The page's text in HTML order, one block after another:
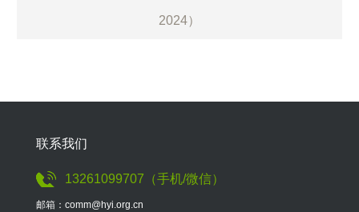
2024）
联系我们
13261099707（手机/微信）
邮箱：comm@hyi.org.cn